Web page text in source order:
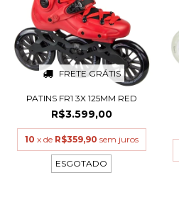
FRETE GRÁTIS
PATINS FR1 3X 125MM RED
R$3.599,00
10 x de R$359,90 sem juros
ESGOTADO